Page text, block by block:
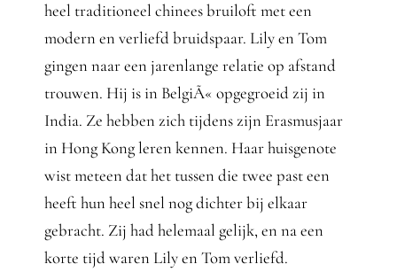
heel traditioneel chinees bruiloft met een
modern en verliefd bruidspaar. Lily en Tom
gingen naar een jarenlange relatie op afstand
trouwen. Hij is in BelgiÃ« opgegroeid zij in
India. Ze hebben zich tijdens zijn Erasmusjaar
in Hong Kong leren kennen. Haar huisgenote
wist meteen dat het tussen die twee past een
heeft hun heel snel nog dichter bij elkaar
gebracht. Zij had helemaal gelijk, en na een
korte tijd waren Lily en Tom verliefd.